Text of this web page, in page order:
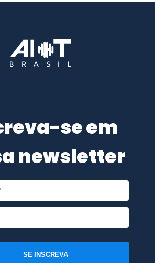
se em
newsletter
SE INSCREVA